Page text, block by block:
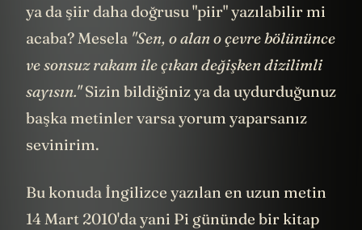
ya da şiir daha doğrusu "piir" yazılabilir mi
acaba? Mesela "Sen, o alan o çevre bölününce
ve sonsuz rakam ile çıkan değişken dizilimli
sayısın."Sizin bildiğiniz ya da uydurduğunuz
başka metinler varsa yorum yaparsanız
sevinirim.
Bu konuda İngilizce yazılan en uzun metin
14 Mart 2010'da yani Pi gününde bir kitap